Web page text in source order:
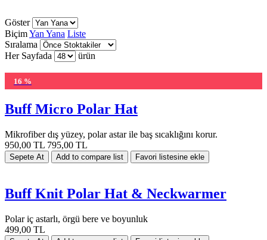
Göster
BiçimYan Yana Liste
Sıralama
Her Sayfada
ürün
16 %
Buff Micro Polar Hat
Mikrofiber dış yüzey, polar astar ile baş sıcaklığını korur.
950,00 TL 795,00 TL
Buff Knit Polar Hat & Neckwarmer
Polar iç astarlı, örgü bere ve boyunluk
499,00 TL